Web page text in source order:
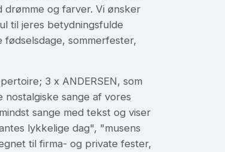
drømme og farver. Vi ønsker
til jeres betydningsfulde
sommerfester,
3 x ANDERSEN, som
sange af vores
sange med tekst og viser
lykkelige dag", "musens
til firma- og private fester,